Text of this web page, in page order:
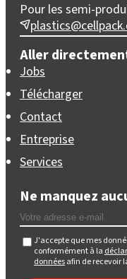
Pour les semi-
Aller
Jobs
Télécharger
Contact
Entreprise
Services
Ne manquez
J'accepte que mes
conformément à la
donnéesafin de recevoir